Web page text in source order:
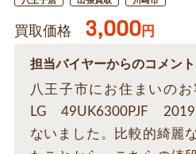
買取価格 3,000円
担当バイヤーからのコメント
八王子市にお住まいの
LG 49UK6300PJF
ないました。比較的綺麗